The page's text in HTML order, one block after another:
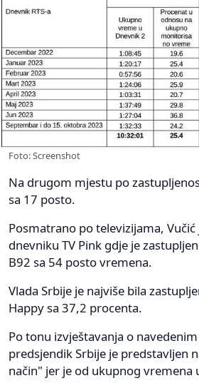
Foto: Screenshot
Na drugom mjestu po
sa 17 posto.
Posmatrano po televizijama,
dnevniku TV Pink gdje je
B92 sa 54 posto vremena.
Vlada Srbije je najviše bila
Happy sa 37,2 procenta.
Po tonu izvještavanja o
predsjendik Srbije je predstavljen
način" jer je od ukupnog vremena